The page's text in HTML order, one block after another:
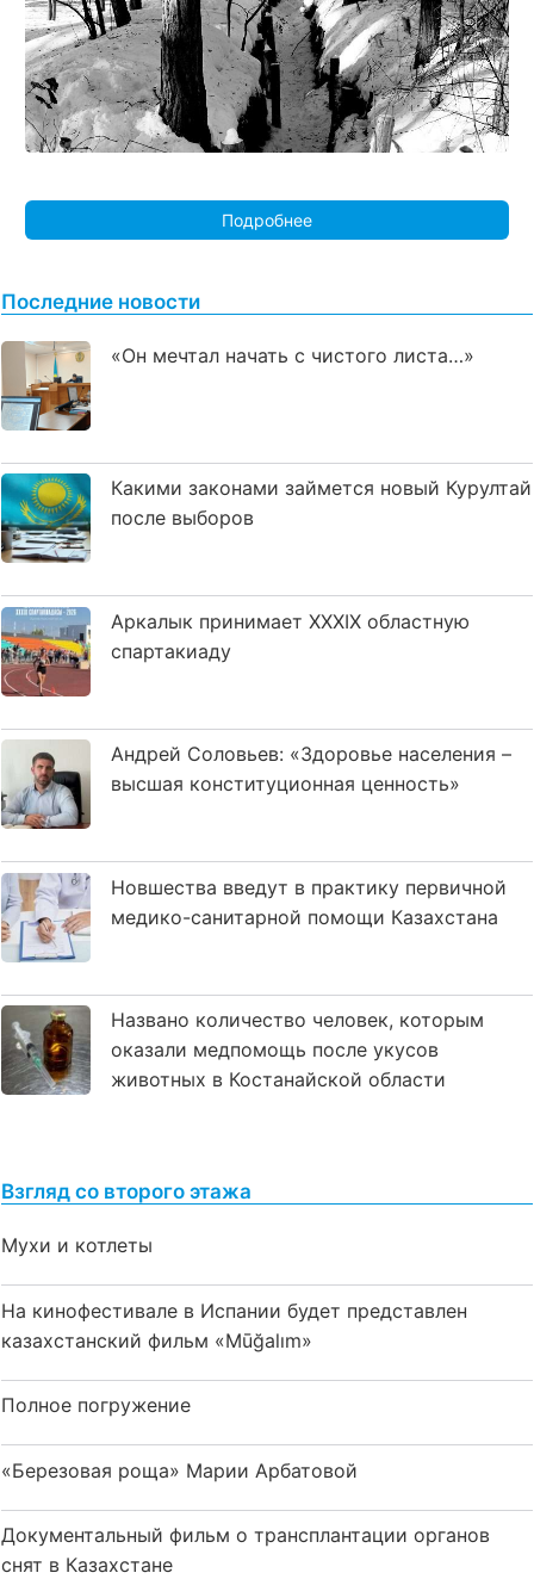
Подробнее
Последние новости
«Он мечтал начать с чистого листа…»
Какими законами займется новый Курултай
после выборов
Аркалык принимает XXXIX областную
спартакиаду
Андрей Соловьев: «Здоровье населения –
высшая конституционная ценность»
Новшества введут в практику первичной
медико-санитарной помощи Казахстана
Названо количество человек, которым
оказали медпомощь после укусов
животных в Костанайской области
Взгляд со второго этажа
Мухи и котлеты
На кинофестивале в Испании будет представлен
казахстанский фильм «Mūğalım»
Полное погружение
«Березовая роща» Марии Арбатовой
Документальный фильм о трансплантации органов
снят в Казахстане